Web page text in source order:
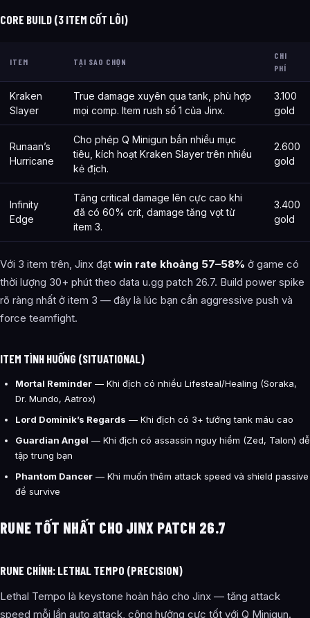
CORE BUILD (3 ITEM CỐT LÕI)
ITEM TẠI SAO CHỌN
CHI
PHÍ
Kraken
Slayer
True damage xuyên qua tank, phù hợp
mọi comp. Item rush số 1 của Jinx.
3.100
gold
Runaan’s
Hurricane
Cho phép Q Minigun bắn nhiều mục
tiêu, kích hoạt Kraken Slayer trên nhiều
kẻ địch.
2.600
gold
Infinity
Edge
Tăng critical damage lên cực cao khi
đã có 60% crit, damage tăng vọt từ
item 3.
3.400
gold
Với 3 item trên, Jinx đạt win rate khoảng 57–58% ở game có
thời lượng 30+ phút theo data u.gg patch 26.7. Build power spike
rõ ràng nhất ở item 3 — đây là lúc bạn cần aggressive push và
force teamfight.
ITEM TÌNH HUỐNG (SITUATIONAL)
Mortal Reminder — Khi địch có nhiều Lifesteal/Healing (Soraka,
Dr. Mundo, Aatrox)
Lord Dominik’s Regards — Khi địch có 3+ tướng tank máu cao
Guardian Angel — Khi địch có assassin nguy hiểm (Zed, Talon) dễ
tập trung bạn
Phantom Dancer — Khi muốn thêm attack speed và shield passive
để survive
RUNE TỐT NHẤT CHO JINX PATCH 26.7
RUNE CHÍNH: LETHAL TEMPO (PRECISION)
Lethal Tempo là keystone hoàn hảo cho Jinx — tăng attack
speed mỗi lần auto attack, cộng hưởng cực tốt với Q Minigun.